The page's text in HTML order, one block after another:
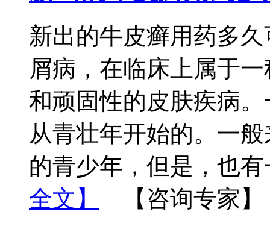
新出的牛皮癣用药多
屑病，在临床上属于
和顽固性的皮肤疾病
从青壮年开始的。一
的青少年，但是，也
全文】
【咨询专家】